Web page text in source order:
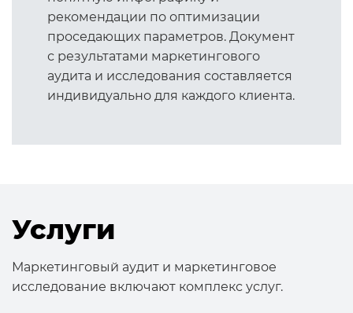
рекомендации по оптимизации
проседающих параметров. Документ
с результатами маркетингового
аудита и исследования составляется
индивидуально для каждого клиента.
Услуги
Маркетинговый аудит и маркетинговое
исследование включают комплекс услуг.